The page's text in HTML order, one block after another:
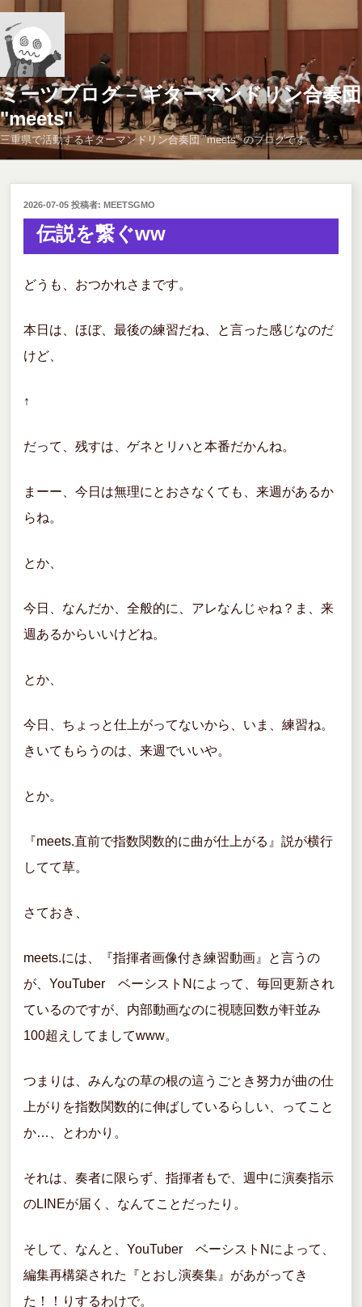
ン
テ
ン
ツ
へ
ス
キ
ッ
プ
ミーツブログ – ギターマンドリン合奏団
"meets"
三重県で活動するギターマンドリン合奏団 "meets" のブログです。
投
2026-07-05 投稿者: MEETSGMO
伝説を繋ぐww
どうも、おつかれさまです。
本日は、ほぼ、最後の練習だね、と言った感じなのだ
けど、
↑
だって、残すは、ゲネとリハと本番だかんね。
まーー、今日は無理にとおさなくても、来週があるか
らね。
とか、
今日、なんだか、全般的に、アレなんじゃね？ま、来
週あるからいいけどね。
とか、
今日、ちょっと仕上がってないから、いま、練習ね。
きいてもらうのは、来週でいいや。
とか。
『meets.直前で指数関数的に曲が仕上がる』説が横行
してて草。
さておき、
meets.には、『指揮者画像付き練習動画』と言うの
が、YouTuber ベーシストNによって、毎回更新され
ているのですが、内部動画なのに視聴回数が軒並み
100超えしてましてwww。
つまりは、みんなの草の根の這うごとき努力が曲の仕
上がりを指数関数的に伸ばしているらしい、ってこと
か…、とわかり。
それは、奏者に限らず、指揮者もで、週中に演奏指示
のLINEが届く、なんてことだったり。
そして、なんと、YouTuber ベーシストNによって、
編集再構築された『とおし演奏集』があがってき
た！！りするわけで。